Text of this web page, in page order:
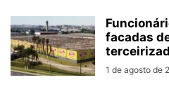
facadas
1 de agosto de